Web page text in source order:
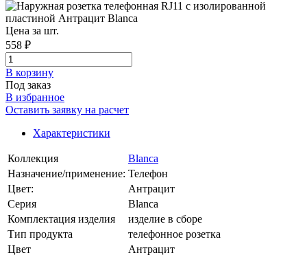
Цена за шт.
558 ₽
В корзинy
Под заказ
В избранное
Оставить заявку на расчет
Характеристики
Коллекция
Blanca
Назначение/применение: Телефон
Цвет:
Антрацит
Серия
Blanca
Комплектация изделия
изделие в сборе
Тип продукта
телефонное розетка
Цвет
Антрацит